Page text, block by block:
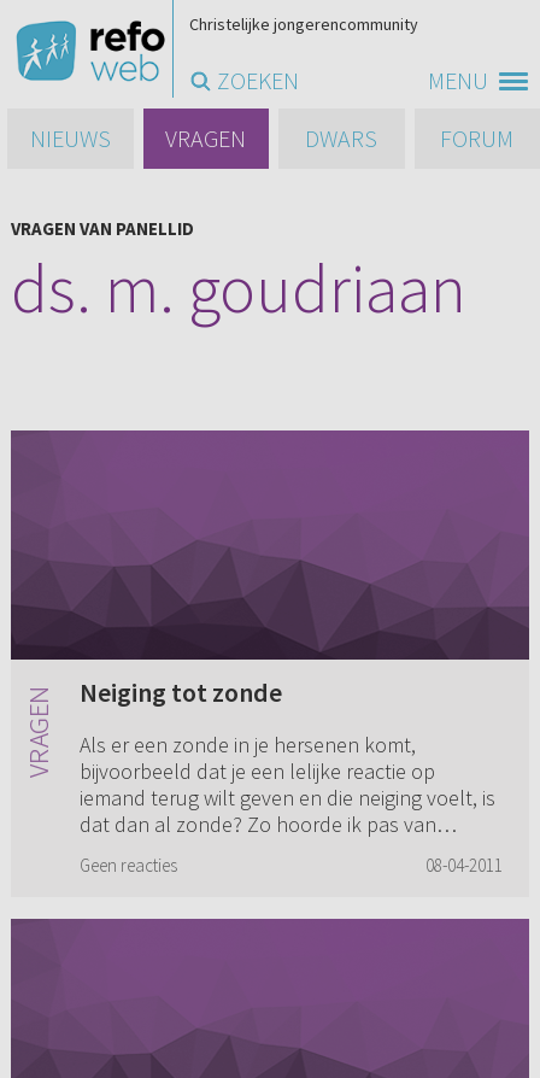
MENU
Christelijke jongerencommunity
ZOEKEN
NIEUWS
VRAGEN DWARS FORUM
VRAGEN VAN PANELLID
ds. m. goudriaan
Neiging tot zonde
Als er een zonde in je hersenen komt,
bijvoorbeeld dat je een lelijke reactie op
iemand terug wilt geven en die neiging voelt, is
dat dan al zonde? Zo hoorde ik pas van
Geen reacties 08-04-2011